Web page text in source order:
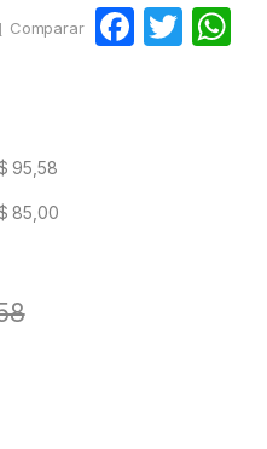
Comparar
F T
95,58